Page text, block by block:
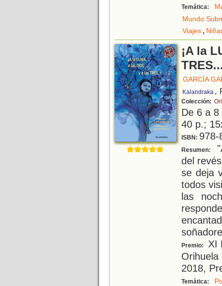
Temática:
Mundo
Viajes,
¡A la
GARCÍA
Kalandraka ,
Colección:
De 6 a
40 p.;
ISBN: 978-
Resumen:
del
se deja
todos
las
Premio:
XI
2018,
Temática: